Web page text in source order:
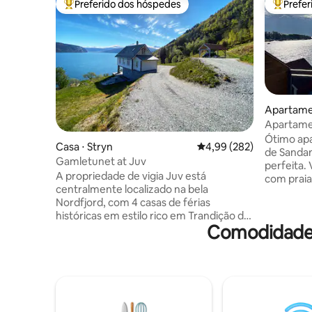
Entre os melhores preferidos dos hóspedes
Preferido dos hóspedes
Casa ⋅ Stryn 4,99 de uma avaliação
4,99 (282)
Gamletunet at Juv
A propriedade de vigia Juv está
centralmente localizado na bela
Nordfjord, com 4 casas de férias
históricas em estilo rico em Trandição da
tranquilidade e com vistas panorâmicas
hidromassagem/barco/caminhada na
Entre
com
Ótimo
de
perfeita.
com
vista e
tem